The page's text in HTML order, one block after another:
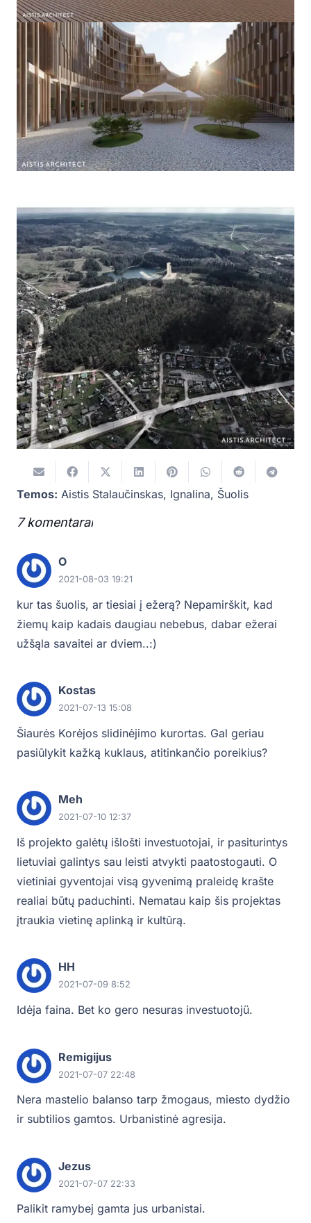
Temos: Aistis Stalaučinskas, Ignalina, Šuolis
7komentarai
.
O
2021-08-03 19:21
kur tas šuolis, ar tiesiai į ežerą? Nepamirškit, kad
žiemų kaip kadais daugiau nebebus, dabar ežerai
užšąla savaitei ar dviem..:)
Kostas
2021-07-13 15:08
Šiaurės Korėjos slidinėjimo kurortas. Gal geriau
pasiūlykit kažką kuklaus, atitinkančio poreikius?
Meh
2021-07-10 12:37
Iš projekto galėtų išlošti investuotojai, ir pasiturintys
lietuviai galintys sau leisti atvykti paatostogauti. O
vietiniai gyventojai visą gyvenimą praleidę krašte
realiai būtų paduchinti. Nematau kaip šis projektas
įtraukia vietinę aplinką ir kultūrą.
HH
2021-07-09 8:52
Idėja faina. Bet ko gero nesuras investuotojü.
Remigijus
2021-07-07 22:48
Nera mastelio balanso tarp žmogaus, miesto dydžio
ir subtilios gamtos. Urbanistinė agresija.
Jezus
2021-07-07 22:33
Palikit ramybej gamta jus urbanistai.